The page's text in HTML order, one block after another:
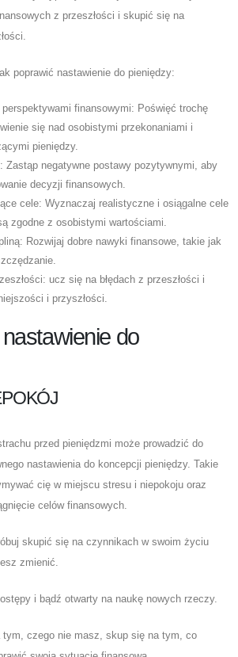
z przeszłości i skupić się na
poprawić nastawienie do pieniędzy:
finansowymi: Poświęć trochę
się nad osobistymi przekonaniami i
pieniędzy.
Zastąp negatywne postawy pozytywnymi, aby
decyzji finansowych.
cele: Wyznaczaj realistyczne i osiągalne cele
zgodne z osobistymi wartościami.
Rozwijaj dobre nawyki finansowe, takie jak
ucz się na błędach z przeszłości i
i przyszłości.
do
przed pieniędzmi może prowadzić do
nastawienia do koncepcji pieniędzy. Takie
cię w miejscu stresu i niepokoju oraz
celów finansowych.
skupić się na czynnikach w swoim życiu
zmienić.
i bądź otwarty na naukę nowych rzeczy.
czego nie masz, skup się na tym, co